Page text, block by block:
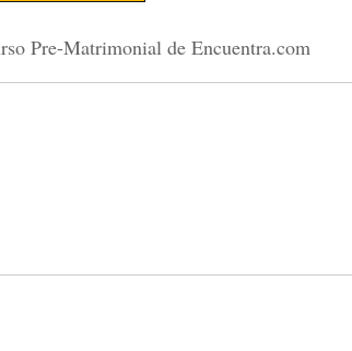
Pre-Matrimonial de Encuentra.com